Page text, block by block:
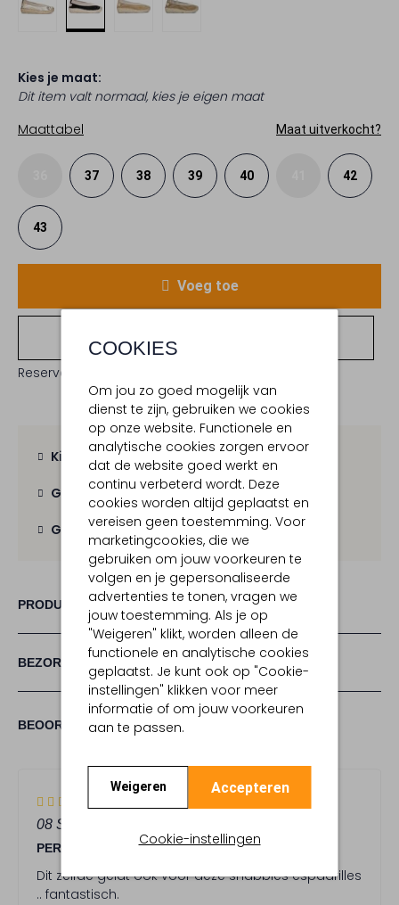
COOKIES
Om jou zo goed mogelijk van
dienst te zijn, gebruiken we cookies
op onze website. Functionele en
analytische cookies zorgen ervoor
dat de website goed werkt en
continu verbeterd wordt. Deze
cookies worden altijd geplaatst en
vereisen geen toestemming. Voor
marketingcookies, die we
gebruiken om jouw voorkeuren te
volgen en je gepersonaliseerde
advertenties te tonen, vragen we
jouw toestemming. Als je op
"Weigeren" klikt, worden alleen de
functionele en analytische cookies
geplaatst. Je kunt ook op "Cookie-
instellingen" klikken voor meer
informatie of om jouw voorkeuren
aan te passen.
Weigeren Accepteren
Cookie-instellingen
Kies je maat:
Dit item valt normaal, kies je eigen maat
Maattabel
Maat uitverkocht?
37 38 39 40 42
43
Voeg toe
Bekijk winkelvoorraad
Reserveer direct in een van onze 19 boutiques
Kies zelf je bezorgmoment
Gratis verzendingvanaf € 100,-
Gratis retour binnen 30 dagen
PRODUCT INFORMATIE
BEOORDELINGEN 1
5
BEZORGEN & RETOURNEREN
5
S
t
e
r
08 SEPTEMBER 2025
PERSONAL TRAINER/ BUSINESS COACH
Dit zelfde geldt ook voor deze shabbies espadrilles
.. fantastisch.